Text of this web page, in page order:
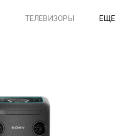
ТЕЛЕВИЗОРЫ ЕЩЕ